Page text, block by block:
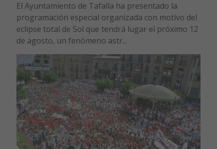
El Ayuntamiento de Tafalla ha presentado la
programación especial organizada con motivo del
eclipse total de Sol que tendrá lugar el próximo 12
de agosto, un fenómeno astr...